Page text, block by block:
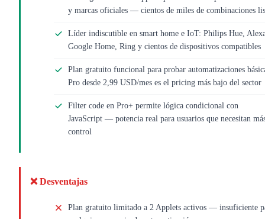
y marcas oficiales — cientos de miles de combinaciones
Líder indiscutible en smart home e IoT: Philips Hue,
Google Home, Ring y cientos de dispositivos compatibles
Plan gratuito funcional para probar automatizaciones
Pro desde 2,99 USD/mes es el pricing más bajo del sector
Filter code en Pro+ permite lógica condicional con
JavaScript — potencia real para usuarios que necesitan
control
❌ Desventajas
Plan gratuito limitado a 2 Applets activos — insuficiente